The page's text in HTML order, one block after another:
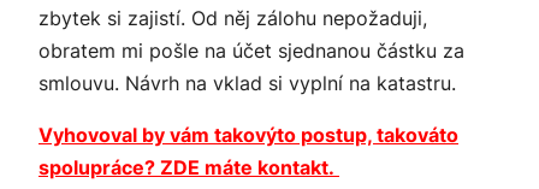
zbytek si zajistí. Od něj zálohu nepožaduji,
obratem mi pošle na účet sjednanou částku za
smlouvu. Návrh na vklad si vyplní na katastru.
Vyhovoval by vám takovýto postup, takováto
spolupráce? ZDE máte kontakt.